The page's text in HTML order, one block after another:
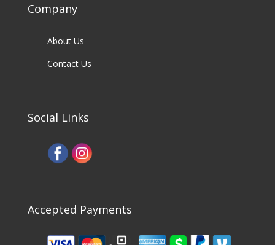
Company
About Us
Contact Us
Social Links
Accepted Payments